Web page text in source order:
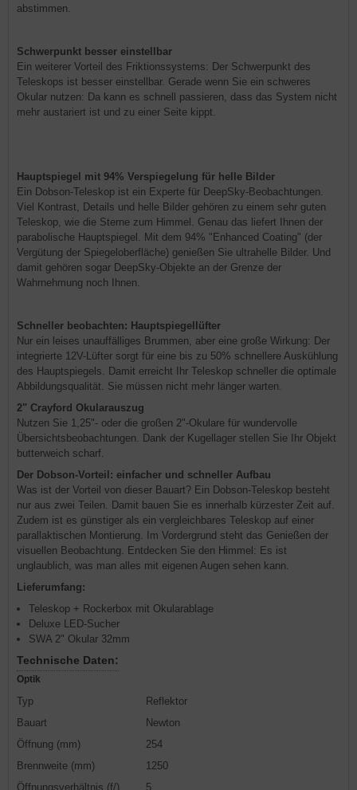
abstimmen.
Schwerpunkt besser einstellbar
Ein weiterer Vorteil des Friktionssystems: Der Schwerpunkt des
Teleskops ist besser einstellbar. Gerade wenn Sie ein schweres
Okular nutzen: Da kann es schnell passieren, dass das System nicht
mehr austariert ist und zu einer Seite kippt.
Hauptspiegel mit 94% Verspiegelung für helle Bilder
Ein Dobson-Teleskop ist ein Experte für DeepSky-Beobachtungen.
Viel Kontrast, Details und helle Bilder gehören zu einem sehr guten
Teleskop, wie die Sterne zum Himmel. Genau das liefert Ihnen der
parabolische Hauptspiegel. Mit dem 94% "Enhanced Coating" (der
Vergütung der Spiegeloberfläche) genießen Sie ultrahelle Bilder. Und
damit gehören sogar DeepSky-Objekte an der Grenze der
Wahrnehmung noch Ihnen.
Schneller beobachten: Hauptspiegellüfter
Nur ein leises unauffälliges Brummen, aber eine große Wirkung: Der
integrierte 12V-Lüfter sorgt für eine bis zu 50% schnellere Auskühlung
des Hauptspiegels. Damit erreicht Ihr Teleskop schneller die optimale
Abbildungsqualität. Sie müssen nicht mehr länger warten.
2" Crayford Okularauszug
Nutzen Sie 1,25"- oder die großen 2"-Okulare für wundervolle
Übersichtsbeobachtungen. Dank der Kugellager stellen Sie Ihr Objekt
butterweich scharf.
Der Dobson-Vorteil: einfacher und schneller Aufbau
Was ist der Vorteil von dieser Bauart? Ein Dobson-Teleskop besteht
nur aus zwei Teilen. Damit bauen Sie es innerhalb kürzester Zeit auf.
Zudem ist es günstiger als ein vergleichbares Teleskop auf einer
parallaktischen Montierung. Im Vordergrund steht das Genießen der
visuellen Beobachtung. Entdecken Sie den Himmel: Es ist
unglaublich, was man alles mit eigenen Augen sehen kann.
Lieferumfang:
Teleskop + Rockerbox mit Okularablage
Deluxe LED-Sucher
SWA 2" Okular 32mm
Technische Daten:
Optik
Typ
Reflektor
Bauart
Newton
Öffnung (mm)
254
Brennweite (mm)
1250
Öffnungsverhältnis (f/)
5